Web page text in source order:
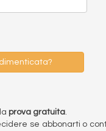
prova gratuita.
se abbonarti o